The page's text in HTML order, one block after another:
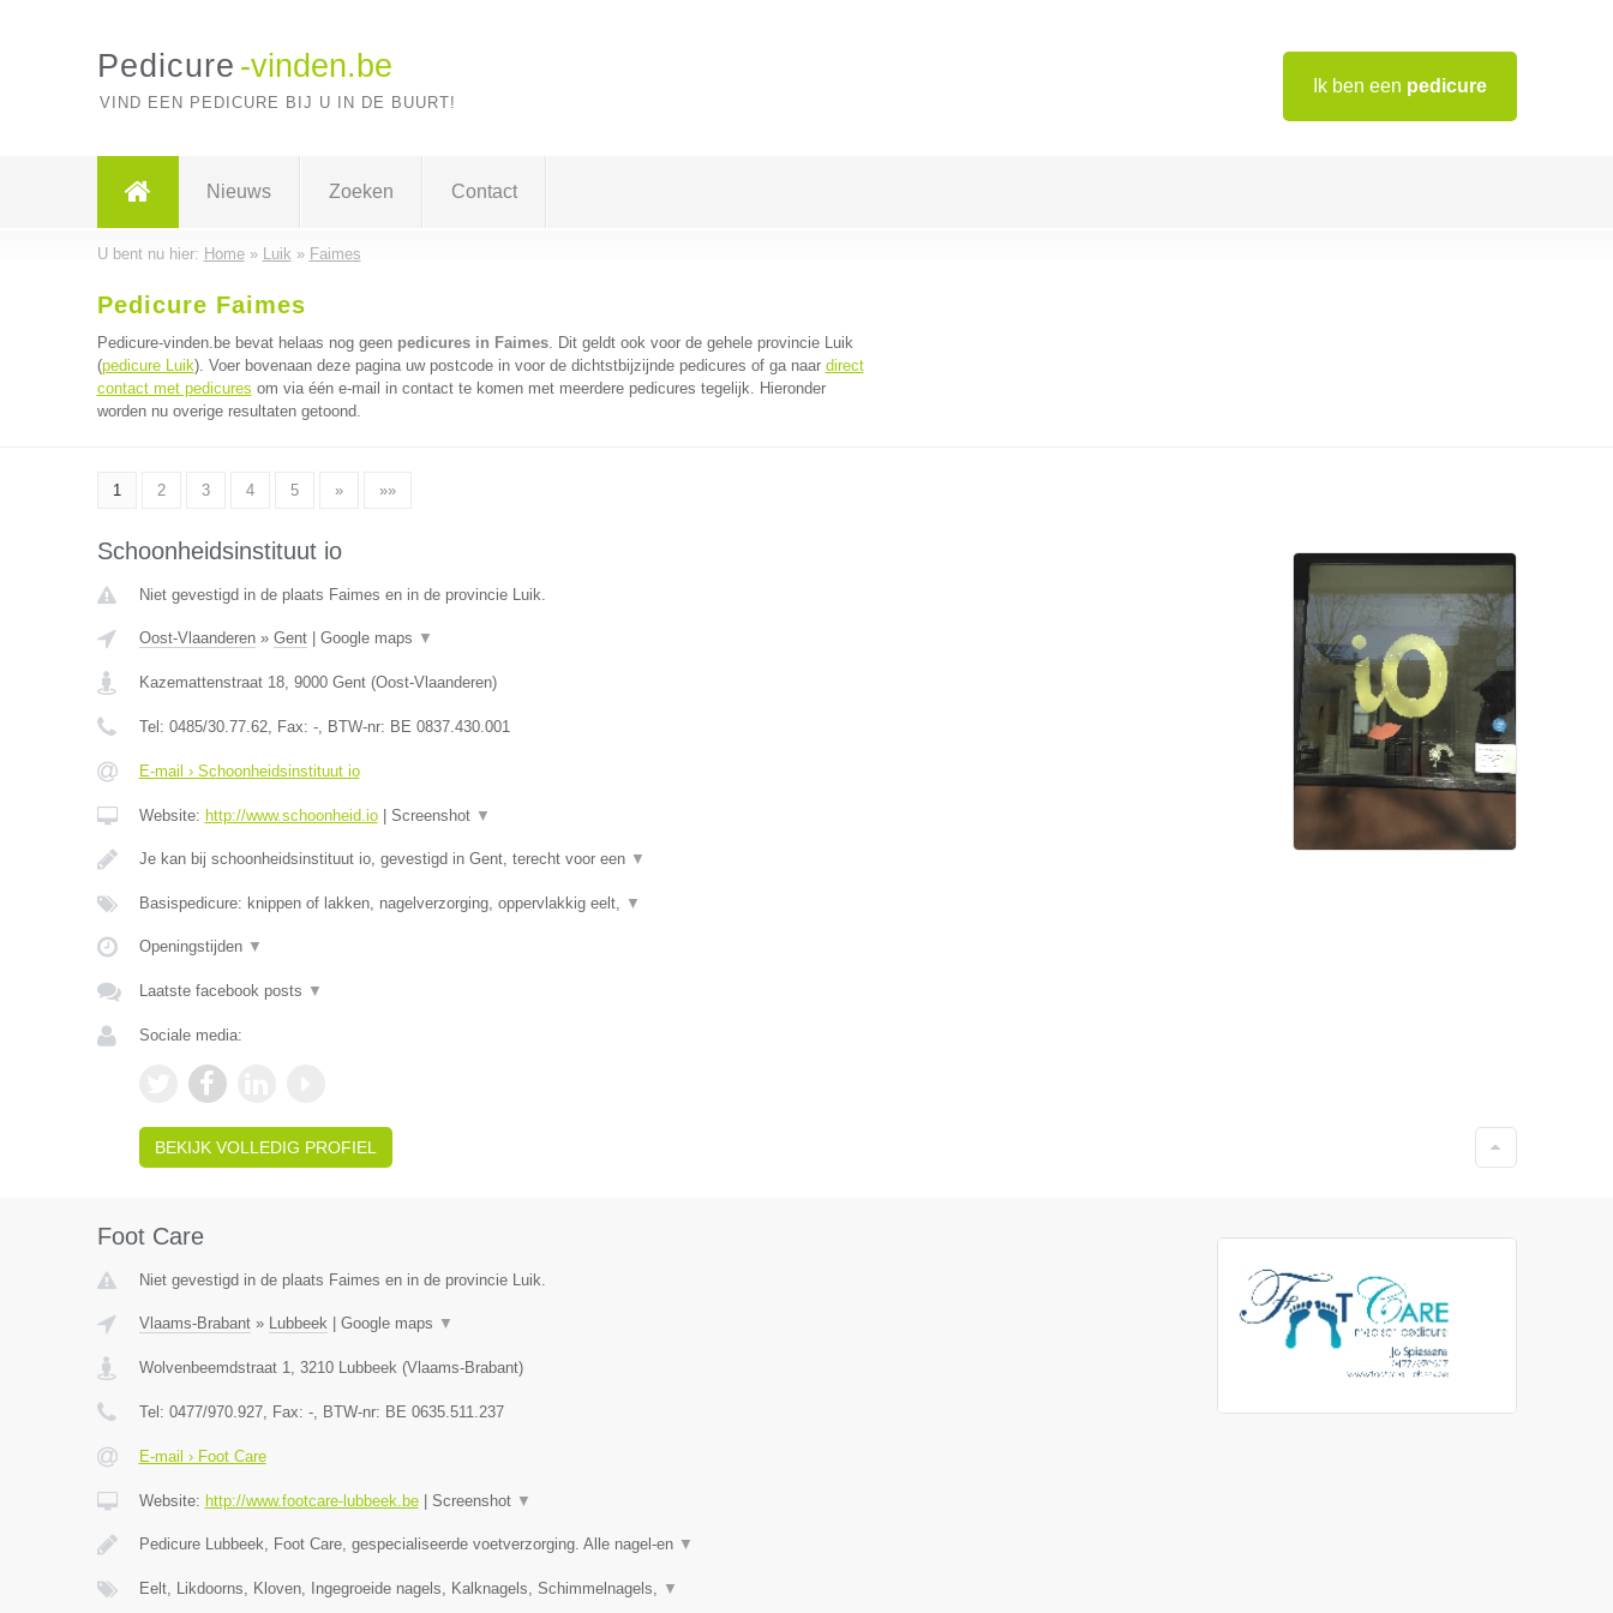
Ik ben een pedicure
Pedicure -vinden.be
VIND EEN PEDICURE BIJ U IN DE BUURT!
Nieuws Zoeken Contact
U bent nu hier: Home» Luik » Faimes
Pedicure Faimes
Pedicure-vinden.be bevat helaas nog geen pedicures in Faimes. Dit geldt ook voor de gehele provincie Luik
(pedicure Luik). Voer bovenaan deze pagina uw postcode in voor de dichtstbijzijnde pedicures of ga naar direct
contact met pedicures om via één e-mail in contact te komen met meerdere pedicures tegelijk. Hieronder
worden nu overige resultaten getoond.
1 2 3 4 5 » »»
Schoonheidsinstituut io
Niet gevestigd in de plaats Faimes en in de provincie Luik.
Oost-Vlaanderen» Gent| Google maps ▼
Kazemattenstraat 18, 9000 Gent(Oost-Vlaanderen)
Tel: 0485/30.77.62, Fax: -, BTW-nr: BE 0837.430.001
E-mail › Schoonheidsinstituut io
Website: http://www.schoonheid.io| Screenshot ▼
Je kan bij schoonheidsinstituut io, gevestigd in Gent, terecht voor een ▼
Basispedicure: knippen of lakken, nagelverzorging, oppervlakkig eelt, ▼
Openingstijden ▼
Laatste facebook posts ▼
Sociale media:
BEKIJK VOLLEDIG PROFIEL
Foot Care
Niet gevestigd in de plaats Faimes en in de provincie Luik.
Vlaams-Brabant» Lubbeek| Google maps ▼
Wolvenbeemdstraat 1, 3210 Lubbeek(Vlaams-Brabant)
Tel: 0477/970.927, Fax: -, BTW-nr: BE 0635.511.237
E-mail › Foot Care
Website: http://www.footcare-lubbeek.be| Screenshot ▼
Pedicure Lubbeek, Foot Care, gespecialiseerde voetverzorging. Alle nagel-en ▼
Eelt, Likdoorns, Kloven, Ingegroeide nagels, Kalknagels, Schimmelnagels, ▼